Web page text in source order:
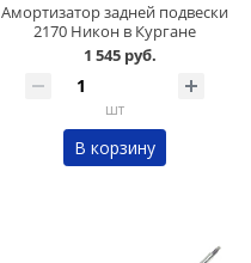
Амортизатор задней подвески
2170 Никон в Кургане
1 545 руб.
шт
В корзину